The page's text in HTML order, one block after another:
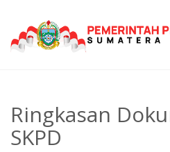
Ringkasan
SKPD